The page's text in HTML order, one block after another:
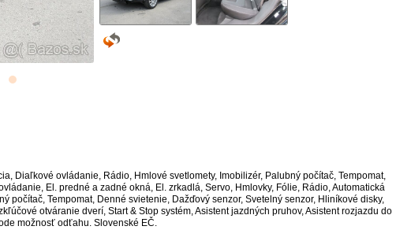
Diaľkové ovládanie, Rádio, Hmlové svetlomety, Imobilizér, Palubný počítač, Tempomat,
El. predné a zadné okná, El. zrkadlá, Servo, Hmlovky, Fólie, Rádio, Automatická
Tempomat, Denné svietenie, Dažďový senzor, Svetelný senzor, Hliníkové disky,
otváranie dverí, Start & Stop systém, Asistent jazdných pruhov, Asistent rozjazdu do
možnosť odťahu. Slovenské EČ.